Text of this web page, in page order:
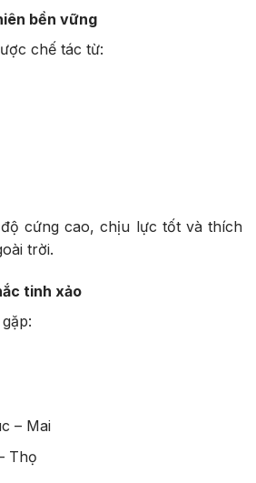
bền vững
chế tác từ:
cứng cao, chịu lực tốt và thích
trời.
tinh xảo
– Mai
Thọ